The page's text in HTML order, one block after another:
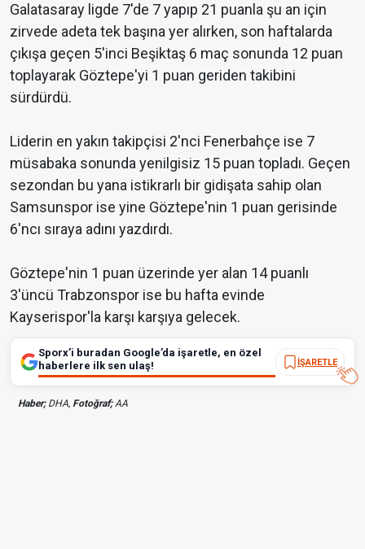
Galatasaray ligde 7'de 7 yapıp 21 puanla şu an için
zirvede adeta tek başına yer alırken, son haftalarda
çıkışa geçen 5'inci Beşiktaş 6 maç sonunda 12 puan
toplayarak Göztepe'yi 1 puan geriden takibini
sürdürdü.
Liderin en yakın takipçisi 2'nci Fenerbahçe ise 7
müsabaka sonunda yenilgisiz 15 puan topladı. Geçen
sezondan bu yana istikrarlı bir gidişata sahip olan
Samsunspor ise yine Göztepe'nin 1 puan gerisinde
6'ncı sıraya adını yazdırdı.
Göztepe'nin 1 puan üzerinde yer alan 14 puanlı
3'üncü Trabzonspor ise bu hafta evinde
Kayserispor'la karşı karşıya gelecek.
Sporx’i buradan Google’da işaretle, en özel
haberlere ilk sen ulaş!
İŞARETLE
Haber;DHA, Fotoğraf;AA